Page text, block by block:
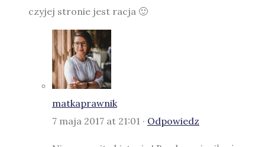
czyjej stronie jest racja 🙂
matkaprawnik
7 maja 2017 at 21:01 · Odpowiedz